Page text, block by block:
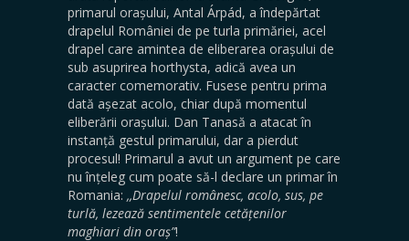
primarul orașului, Antal Árpád, a îndepărtat
drapelul României de pe turla primăriei, acel
drapel care amintea de eliberarea orașului de
sub asuprirea horthysta, adică avea un
caracter comemorativ. Fusese pentru prima
dată așezat acolo, chiar după momentul
eliberării orașului. Dan Tanasă a atacat în
instanță gestul primarului, dar a pierdut
procesul! Primarul a avut un argument pe care
nu înțeleg cum poate să-l declare un primar în
Romania: ,,Drapelul românesc, acolo, sus, pe
turlă, lezează sentimentele cetățenilor
maghiari din oraș”!